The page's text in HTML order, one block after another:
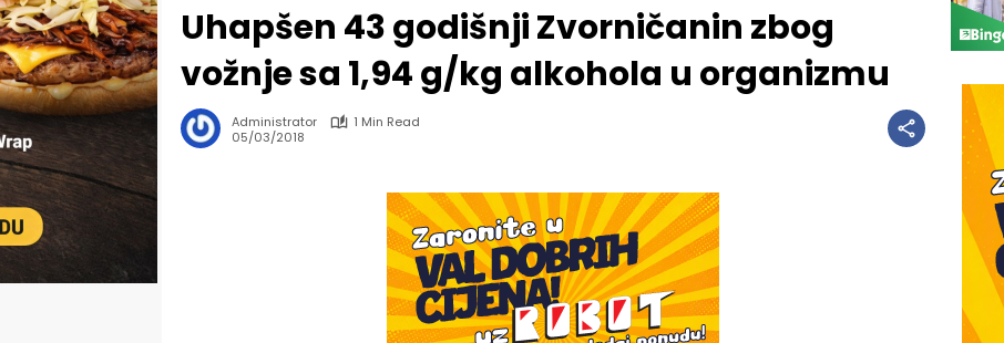
Uhapšen 43 godišnji Zvorničanin zbog
vožnje sa 1,94 g/kg alkohola u organizmu
Administrator
1 Min Read
05/03/2018